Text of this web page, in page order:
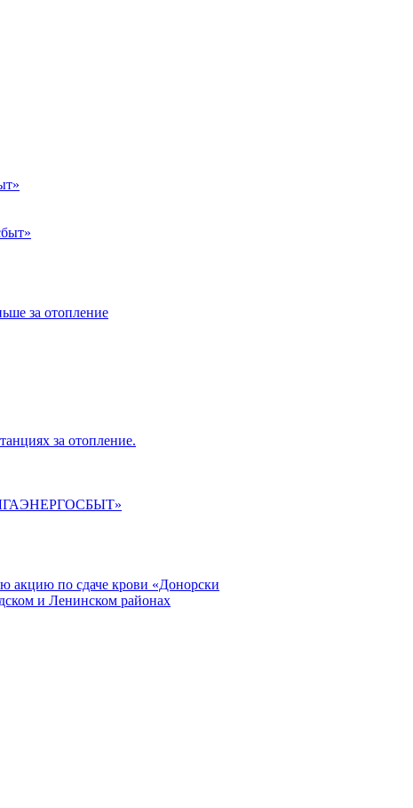
за отопление
за отопление.
акцию по сдаче крови «Донорски
и Ленинском районах